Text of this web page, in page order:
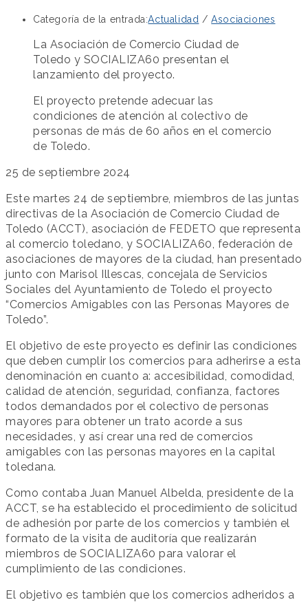
Categoría de la entrada:Actualidad / Asociaciones
La Asociación de Comercio Ciudad de
Toledo y SOCIALIZA60 presentan el
lanzamiento del proyecto.
El proyecto pretende adecuar las
condiciones de atención al colectivo de
personas de más de 60 años en el comercio
de Toledo.
25 de septiembre 2024
Este martes 24 de septiembre, miembros de las juntas
directivas de la Asociación de Comercio Ciudad de
Toledo (ACCT), asociación de FEDETO que representa
al comercio toledano, y SOCIALIZA60, federación de
asociaciones de mayores de la ciudad, han presentado
junto con Marisol Illescas, concejala de Servicios
Sociales del Ayuntamiento de Toledo el proyecto
“Comercios Amigables con las Personas Mayores de
Toledo”.
El objetivo de este proyecto es definir las condiciones
que deben cumplir los comercios para adherirse a esta
denominación en cuanto a: accesibilidad, comodidad,
calidad de atención, seguridad, confianza, factores
todos demandados por el colectivo de personas
mayores para obtener un trato acorde a sus
necesidades, y así crear una red de comercios
amigables con las personas mayores en la capital
toledana.
Como contaba Juan Manuel Albelda, presidente de la
ACCT, se ha establecido el procedimiento de solicitud
de adhesión por parte de los comercios y también el
formato de la visita de auditoría que realizarán
miembros de SOCIALIZA60 para valorar el
cumplimiento de las condiciones.
El objetivo es también que los comercios adheridos a